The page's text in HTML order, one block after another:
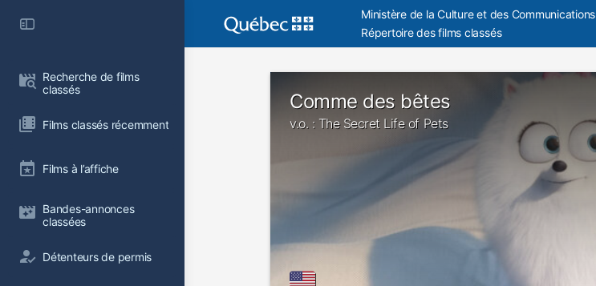
Recherche de films
classés
Films classés récemment
Films à l’affiche
Bandes-annonces
classées
Détenteurs de permis
Ministère de la Culture et des Communications
Répertoire des films classés
Comme des bêtes
v.o. : The Secret Life of Pets